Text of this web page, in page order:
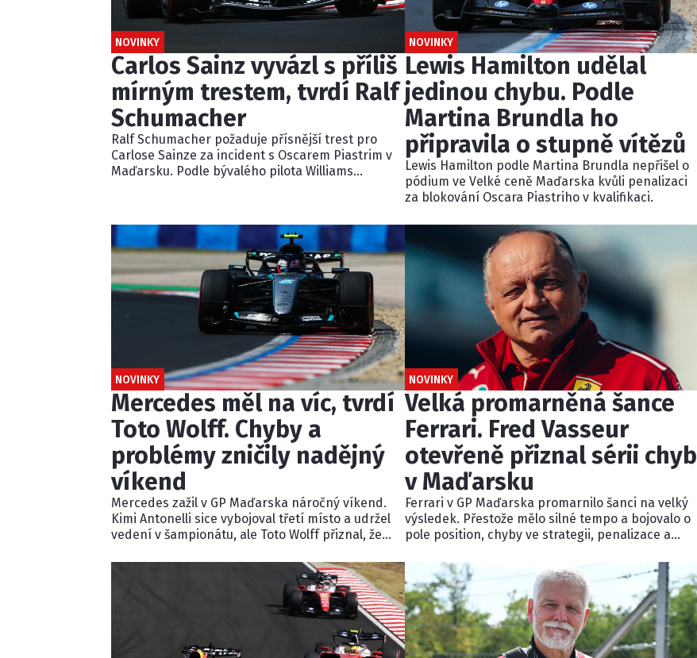
NOVINKY
Carlos Sainz vyvázl s příliš
mírným trestem, tvrdí Ralf
Schumacher
Ralf Schumacher požaduje přísnější trest pro
Carlose Sainze za incident s Oscarem Piastrim v
Maďarsku. Podle bývalého pilota Williams
nedostatečnou.
NOVINKY
Lewis Hamilton udělal
jedinou chybu. Podle
Martina Brundla ho
připravila o stupně vítězů
Lewis Hamilton podle Martina Brundla nepřišel o
pódium ve Velké ceně Maďarska kvůli penalizaci
za blokování Oscara Piastriho v kvalifikaci.
NOVINKY
Mercedes měl na víc, tvrdí
Toto Wolff. Chyby a
problémy zničily nadějný
víkend
Mercedes zažil v GP Maďarska náročný víkend.
Kimi Antonelli sice vybojoval třetí místo a udržel
vedení v šampionátu, ale Toto Wolff přiznal, že
Problémy s nastavením, technikou i startem
George Russella připravily Mercedes o šanci
NOVINKY
Velká promarněná šance
Ferrari. Fred Vasseur
otevřeně přiznal sérii chyb
v Maďarsku
Ferrari v GP Maďarska promarnilo šanci na velký
výsledek. Přestože mělo silné tempo a bojovalo o
pole position, chyby ve strategii, penalizace a
Leclerca o pódium. Šéf týmu Fred Vasseur přiznal,
že se v neděli pokazilo téměř vše.